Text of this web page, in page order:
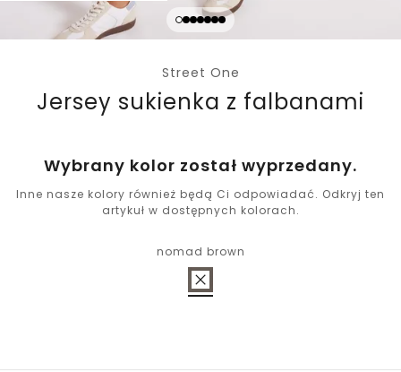
Street One
Jersey sukienka z falbanami
Wybrany kolor został wyprzedany.
Inne nasze kolory również będą Ci odpowiadać. Odkryj ten
artykuł w dostępnych kolorach.
nomad brown